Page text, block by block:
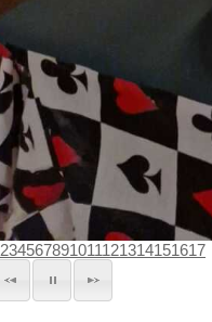
234567891011121314151617